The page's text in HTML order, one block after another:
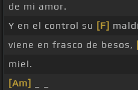
de mi amor.
Y en el control su [F]
viene en frasco de besos,
miel.
[Am]